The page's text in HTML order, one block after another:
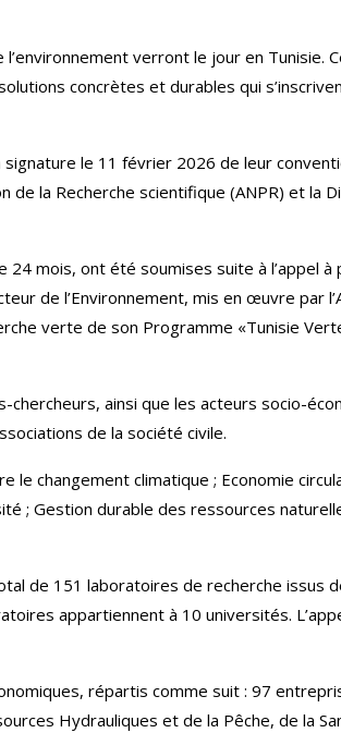
verront le jour en Tunisie.
concrètes et durables qui
le 11 février 2026 de leur
de la Recherche scientifique (ANPR) et la
mois, ont été soumises suite à l’appel à
de l’Environnement, mis en œuvre par
verte de son Programme «Tunisie
ainsi que les acteurs socio-
de la société civile.
le changement climatique ; Economie
; Gestion durable des ressources
de 151 laboratoires de recherche
appartiennent à 10 universités.
répartis comme suit : 97
Hydrauliques et de la Pêche, de la